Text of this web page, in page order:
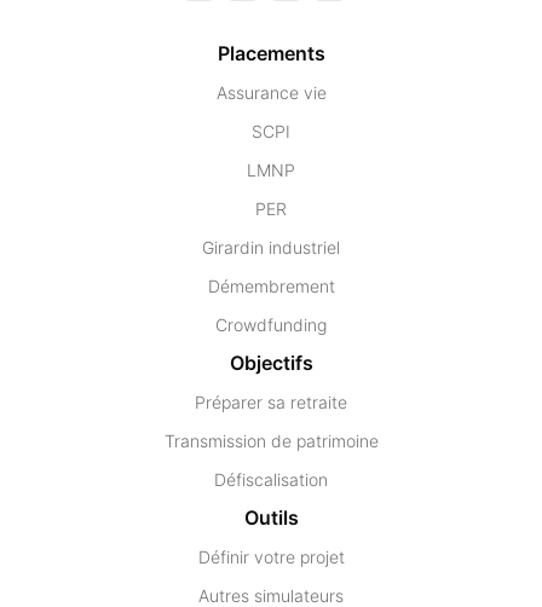
Placements
Assurance vie
SCPI
LMNP
PER
Girardin industriel
Démembrement
Crowdfunding
Objectifs
Préparer sa retraite
Transmission de patrimoine
Défiscalisation
Outils
Définir votre projet
Autres simulateurs